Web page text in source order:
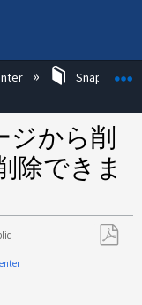
りたたむSnapCenter
ジから削
除できま